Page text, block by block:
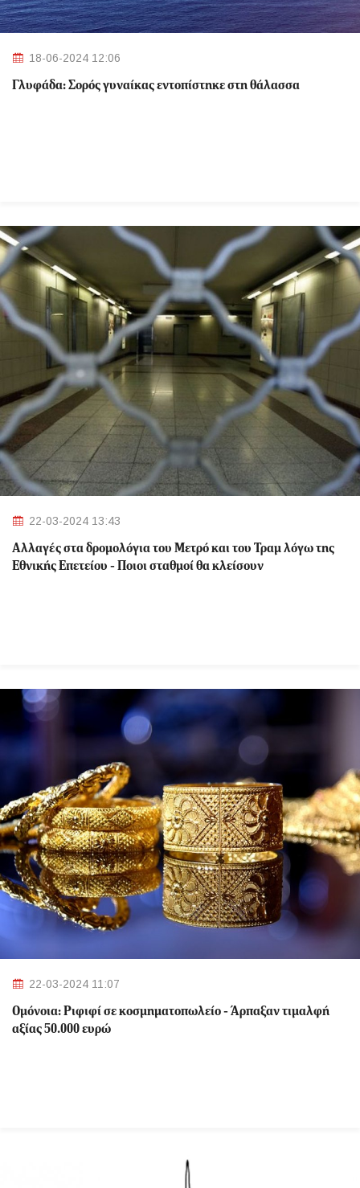
18-06-2024 12:06
Γλυφάδα: Σορός γυναίκας εντοπίστηκε στη θάλασσα
22-03-2024 13:43
Αλλαγές στα δρομολόγια του Μετρό και του Τραμ λόγω της
Εθνικής Επετείου - Ποιοι σταθμοί θα κλείσουν
22-03-2024 11:07
Ομόνοια: Ριφιφί σε κοσμηματοπωλείο - Άρπαξαν τιμαλφή
αξίας 50.000 ευρώ